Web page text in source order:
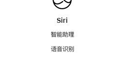
Siri
智能助理
语音识别